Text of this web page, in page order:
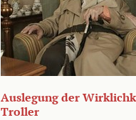
Auslegung der
Troller